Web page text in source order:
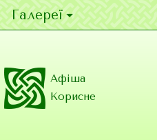
Галереї
Афіша
Корисне